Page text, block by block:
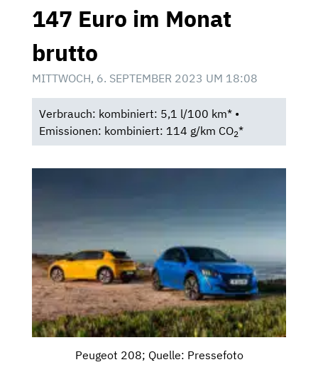
147 Euro im Monat
brutto
MITTWOCH, 6. SEPTEMBER 2023 UM 18:08
Verbrauch: kombiniert: 5,1 l/100 km* •
Emissionen: kombiniert: 114 g/km CO2*
Peugeot 208; Quelle: Pressefoto